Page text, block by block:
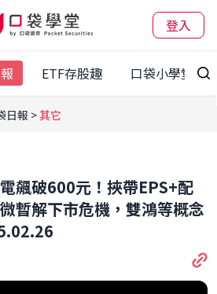
登入
ETF存股趣 口袋小學堂
日報 其它
飆破600元！挾帶EPS+配
暫解下市危機，雙鴻等概念